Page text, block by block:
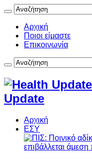
Αρχική
Ποιοι είμαστε
Επικοινωνία
Update
Αρχική
ΕΣΥ